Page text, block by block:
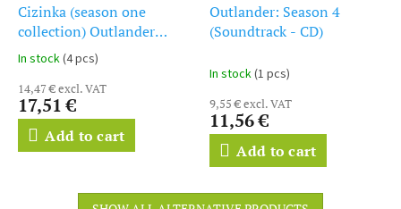
Cizinka (season one
collection) Outlander
(soundtrack - CD)
The
product
rating
5,0
In stock(4 pcs)
14,47 € excl. VAT
17,51 €
Add to cart
Outlander: Season 4
(Soundtrack - CD)
In stock(1 pcs)
9,55 € excl. VAT
11,56 €
Add to cart